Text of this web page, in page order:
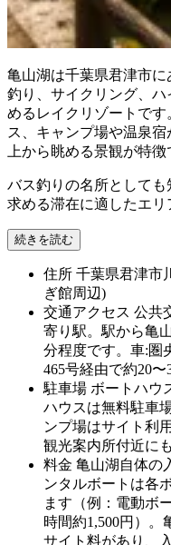
亀山湖は千葉県君津市
釣り、サイクリング、
めるレイクリゾートで
ス、キャンプ場や温泉
上から眺める景観が特徴
バス釣りの名所として
求める滞在に適したエリ
続きを読む
住所 千葉県君津市
ぎ館周辺)
交通アクセス 公共
寄り駅。駅から亀
分程度です。車:圏
465号経由で約20〜
駐車場 ボートハウ
ハウスは無料駐車
ンプ場はサイト利
観光案内所付近に
料金 亀山湖自体の
ンタルボートは各
ます（例：電動ボ
時間約1,500円）。
サイト料があり、